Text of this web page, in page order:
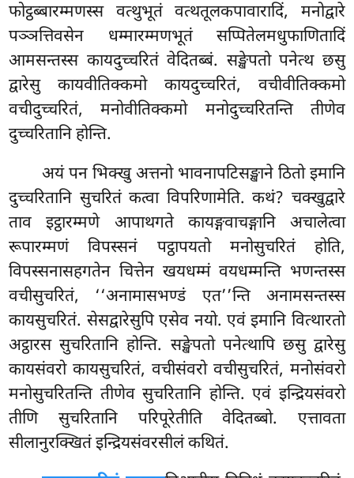
फोट्ठब्बारम्मणस्स वत्थुभूतं वत्थतूलकपावारादिं, मनोद्वारे
पञ्ञत्तिवसेन धम्मारम्मणभूतं सप्पितेलमधुफाणितादिं
आमसन्तस्स कायदुच्चरितं वेदितब्बं. सङ्खेपतो पनेत्थ छसु
द्वारेसु कायवीतिक्कमो कायदुच्चरितं, वचीवीतिक्कमो
वचीदुच्चरितं, मनोवीतिक्कमो मनोदुच्चरितन्ति तीणेव
दुच्चरितानि होन्ति.
अयं पन भिक्खु अत्तनो भावनापटिसङ्खाने ठितो इमानि
दुच्चरितानि सुचरितं कत्वा विपरिणामेति. कथं? चक्खुद्वारे
ताव इट्ठारम्मणे आपाथगते कायङ्गवाचङ्गानि अचालेत्वा
रूपारम्मणं विपस्सनं पट्ठापयतो मनोसुचरितं होति,
विपस्सनासहगतेन चित्तेन खयधम्मं वयधम्मन्ति भणन्तस्स
वचीसुचरितं, ‘‘अनामासभण्डं एत’’न्ति अनामसन्तस्स
कायसुचरितं. सेसद्वारेसुपि एसेव नयो. एवं इमानि वित्थारतो
अट्ठारस सुचरितानि होन्ति. सङ्खेपतो पनेत्थापि छसु द्वारेसु
कायसंवरो कायसुचरितं, वचीसंवरो वचीसुचरितं, मनोसंवरो
मनोसुचरितन्ति तीणेव सुचरितानि होन्ति. एवं इन्द्रियसंवरो
तीणि सुचरितानि परिपूरेतीति वेदितब्बो. एत्तावता
सीलानुरक्खितं इन्द्रियसंवरसीलं कथितं.